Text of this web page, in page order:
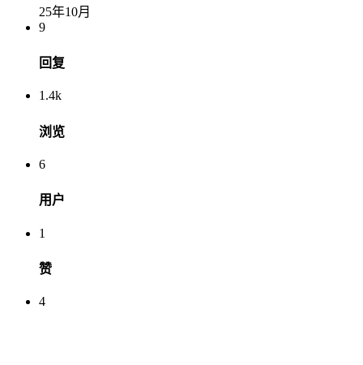
25年10月
9
回复
1.4k
浏览
6
用户
1
赞
4